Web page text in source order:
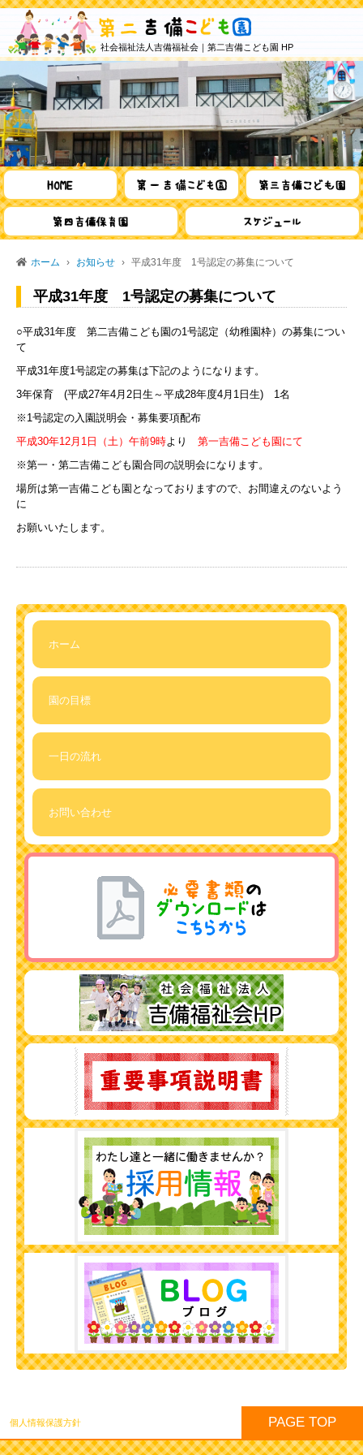
社会福祉法人吉備福祉会｜第二吉備こども園 HP
ホーム お知らせ 平成31年度 1号認定の募集について
平成31年度 1号認定の募集について
○平成31年度 第二吉備こども園の1号認定（幼稚園枠）の募集につい
て
平成31年度1号認定の募集は下記のようになります。
3年保育 (平成27年4月2日生～平成28年度4月1日生) 1名
※1号認定の入園説明会・募集要項配布
平成30年12月1日（土）午前9時より 第一吉備こども園にて
※第一・第二吉備こども園合同の説明会になります。
場所は第一吉備こども園となっておりますので、お間違えのないよう
に
お願いいたします。
ホーム
園の目標
一日の流れ
お問い合わせ
個人情報保護方針 PAGE TOP